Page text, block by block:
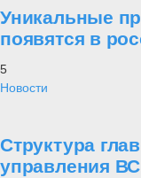
Уникальные
появятся в
5
Новости
Структура
управления